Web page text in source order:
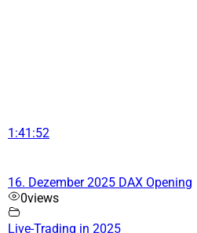
1:41:52
16. Dezember 2025 DAX Opening
0views
Live-Trading in 2025